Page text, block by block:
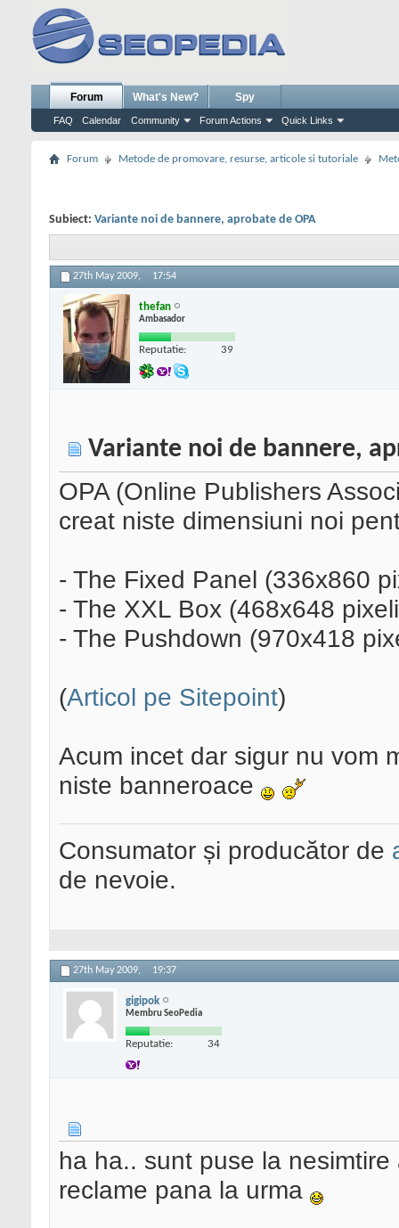
Forum
FAQ Calendar Community Forum Actions Quick Links
What's New? Spy
Forum Metode de promovare, resurse, articole si tutoriale
Subiect: Variante noi de bannere, aprobate de OPA
27th May 2009, 17:54
thefan
Ambasador
Reputatie: 39
Variante noi de bannere,
OPA (Online Publishers
creat niste dimensiuni noi
- The Fixed Panel (336x860
- The XXL Box (468x648
- The Pushdown (970x418
(Articol pe Sitepoint)
Acum incet dar sigur nu vom
niste banneroace
Consumator și producător de
de nevoie.
27th May 2009, 19:37
gigipok
Membru SeoPedia
Reputatie: 34
ha ha.. sunt puse la
reclame pana la urma